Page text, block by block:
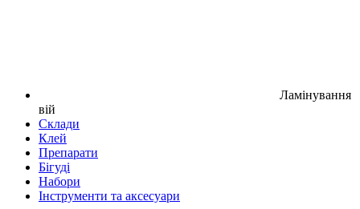
Ламінування
вій
Склади
Клей
Препарати
Бігуді
Набори
Інструменти та аксесуари